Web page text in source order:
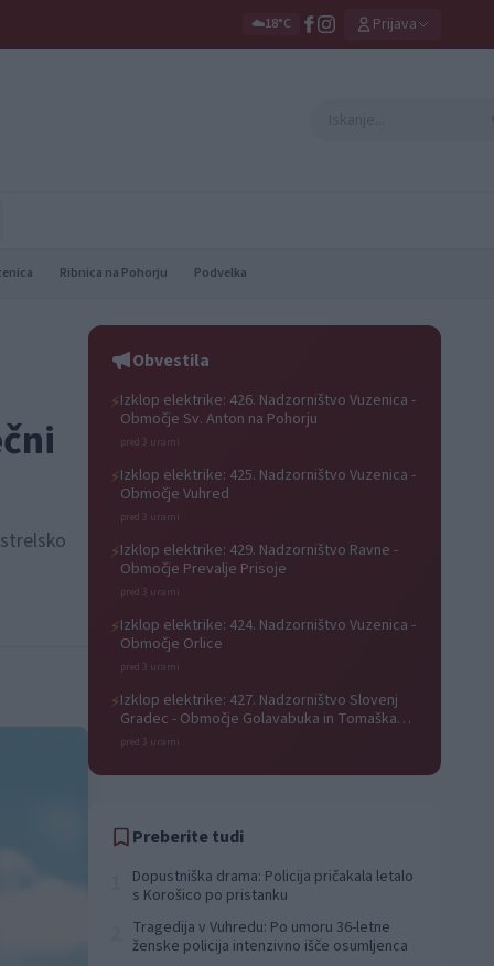
☁️18°C Prijava
Ribnica na Pohorju Podvelka
Obvestila
⚡Izklop elektrike: 426. Nadzorništvo Vuzenica -
Območje Sv. Anton na Pohorju
pred 3 urami
⚡Izklop elektrike: 425. Nadzorništvo Vuzenica -
Območje Vuhred
pred 3 urami
⚡Izklop elektrike: 429. Nadzorništvo Ravne -
Območje Prevalje Prisoje
pred 3 urami
⚡Izklop elektrike: 424. Nadzorništvo Vuzenica -
Območje Orlice
pred 3 urami
⚡Izklop elektrike: 427. Nadzorništvo Slovenj
Gradec - Območje Golavabuka in Tomaška
vas
pred 3 urami
Preberite tudi
Dopustniška drama: Policija pričakala letalo
s Korošico po pristanku
Tragedija v Vuhredu: Po umoru 36-letne
ženske policija intenzivno išče osumljenca